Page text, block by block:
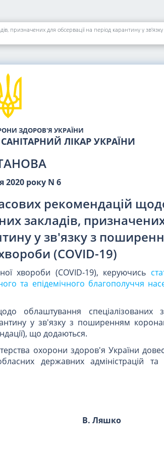
призначених для обсервації на період карантину у
ЗДОРОВ'Я УКРАЇНИ
ЛІКАР УКРАЇНИ
2020 року N 6
рекомендацій
закладів,
у зв'язку з
(COVID-19)
хвороби (COVID-19), керуючись
та епідемічного благополуччя
облаштування спеціалізованих
у зв'язку з поширенням
що додаються.
охорони здоров'я України
державних адміністрацій та
В. Ляшко